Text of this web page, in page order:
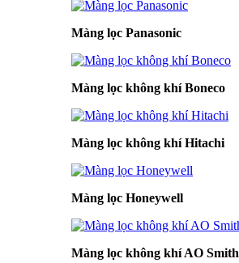
Màng lọc Panasonic
Màng lọc không khí Boneco
Màng lọc không khí Hitachi
Màng lọc Honeywell
Màng lọc không khí AO Smith